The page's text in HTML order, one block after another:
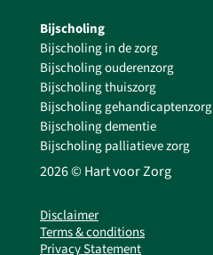
Bijscholing
Bijscholing in de zorg
Bijscholing ouderenzorg
Bijscholing thuiszorg
Bijscholing gehandicaptenzorg
Bijscholing dementie
Bijscholing palliatieve zorg
2026 © Hart voor Zorg
Disclaimer
Terms & conditions
Privacy Statement